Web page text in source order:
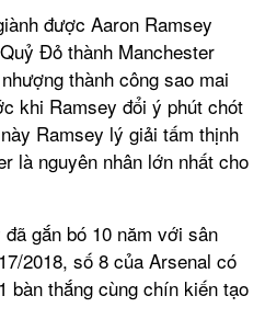
được Aaron Ramsey
Đỏ thành Manchester
thành công sao mai
khi Ramsey đổi ý phút chót
Ramsey lý giải tấm thịnh
là nguyên nhân lớn nhất cho
gắn bó 10 năm với sân
2018, số 8 của Arsenal có
bàn thắng cùng chín kiến tạo